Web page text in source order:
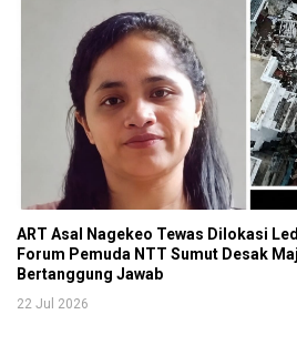
ART Asal Nagekeo Tewas Dilokasi
Forum Pemuda NTT Sumut Desak
Bertanggung Jawab
22 Jul 2026